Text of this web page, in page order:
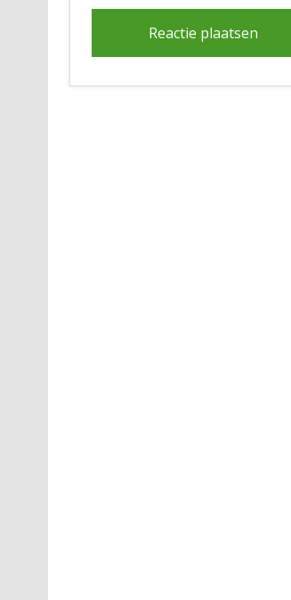
Alternative: